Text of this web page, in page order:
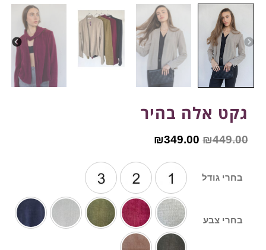
גקט אלה בהיר
₪449.00
₪349.00
בחרי גודל
בחרי צבע